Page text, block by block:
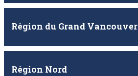
Région du Grand Vancouver
Région Nord